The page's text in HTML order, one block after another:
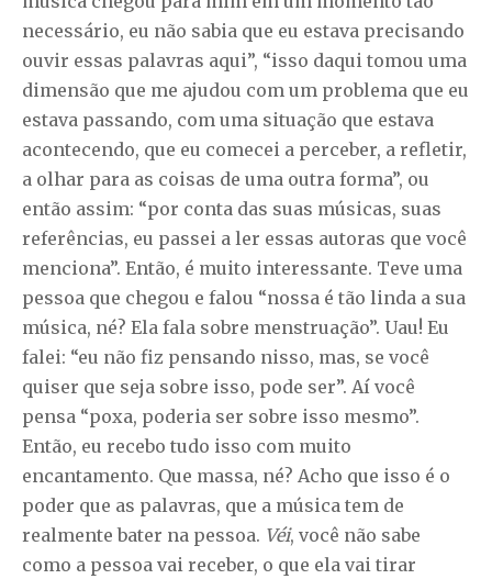
necessário, eu não sabia que eu estava precisando
ouvir essas palavras aqui”, “isso daqui tomou uma
dimensão que me ajudou com um problema que eu
estava passando, com uma situação que estava
acontecendo, que eu comecei a perceber, a refletir,
a olhar para as coisas de uma outra forma”, ou
então assim: “por conta das suas músicas, suas
referências, eu passei a ler essas autoras que você
menciona”. Então, é muito interessante. Teve uma
pessoa que chegou e falou “nossa é tão linda a sua
música, né? Ela fala sobre menstruação”. Uau! Eu
falei: “eu não fiz pensando nisso, mas, se você
quiser que seja sobre isso, pode ser”. Aí você
pensa “poxa, poderia ser sobre isso mesmo”.
Então, eu recebo tudo isso com muito
encantamento. Que massa, né? Acho que isso é o
poder que as palavras, que a música tem de
realmente bater na pessoa. Véi, você não sabe
como a pessoa vai receber, o que ela vai tirar